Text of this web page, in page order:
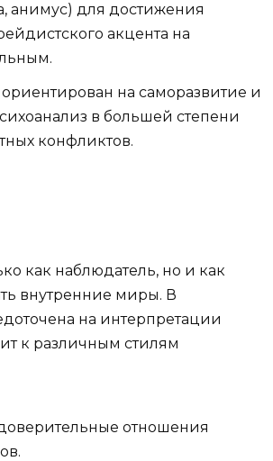
анимус) для достижения
акцента на
на саморазвитие и
в большей степени
конфликтов.
как наблюдатель, но и как
внутренние миры. В
на интерпретации
к различным стилям
отношения